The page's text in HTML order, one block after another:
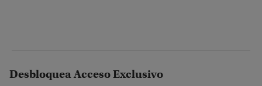
Desbloquea Acceso Exclusivo